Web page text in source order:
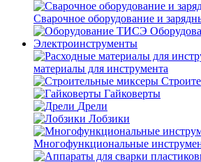
Сварочное оборудование и
Электроинструменты
материалы для инструмента
Гайковерты
Дрели
Лобзики
Многофункциональные